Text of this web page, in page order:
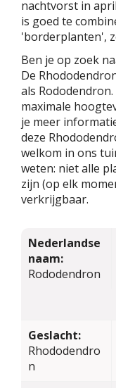
nachtvorst in
is goed te
'borderplanten',
Ben je op zoek
De
als
maximale
je meer
deze
welkom in ons
weten: niet alle
zijn (op elk
verkrijgbaar.
Nederlandse
naam:
Rododendron
Geslacht:
Rhododendro
n